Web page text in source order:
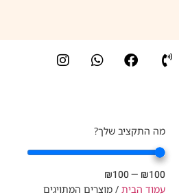
עמוד הבית / מוצרים המתויגים
מה התקציב שלך?
₪100
—
₪100